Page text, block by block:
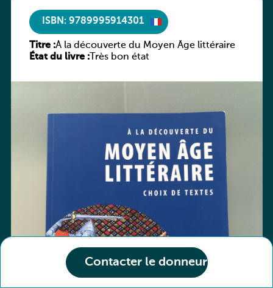
Contacter le donneur
ISBN: 9789995914301
Titre :À la découverte du Moyen Âge littéraire
État du livre :Très bon état